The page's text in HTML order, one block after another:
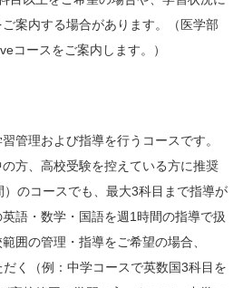
案内する場合があります。（医学部
コースをご案内します。）
管理および指導を行うコースです。
方、高校受験を控えている方に推奨
）のコースでも、最大3科目まで指導が
語・数学・国語を週1時間の指導で扱
囲の管理・指導をご希望の場合、
く（例：中学コースで英数国3科目を